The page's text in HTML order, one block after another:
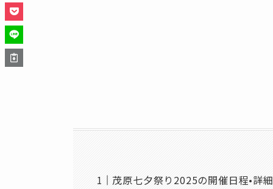
茂原七夕祭り2025の開催日程•詳細